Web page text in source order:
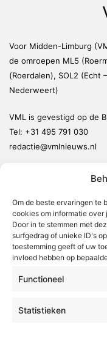
Om de beste ervaringen te
cookies om informatie over
Door in te stemmen met
surfgedrag of unieke ID's
toestemming geeft of uw
invloed hebben op
Functioneel
Statistieken
Voor Midden-Limburg
de omroepen ML5
(Roerdalen), SOL2 (Echt
Nederweert)
VML is gevestigd op de
Tel: +31 495 791 030
redactie@vmlnieuws.nl
Leudal
Maasgouw
Echt-Susteren